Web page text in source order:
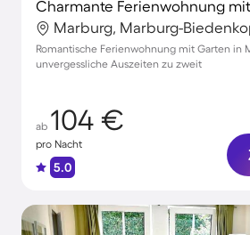
Marburg, Marburg-
Romantische Ferienwohnung mit Garten in
unvergessliche Auszeiten zu zweit
ab 104 €
pro Nacht
5.0